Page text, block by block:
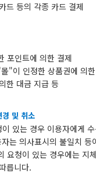
드 등의 각종 카드 결제
포인트에 의한 결제
"이 인정한 상품권에 의
한 대금 지급 등
및 취소
있는 경우 이용자에게
는 의사표시의 불일치
요청이 있는 경우에는 지
릅니다.